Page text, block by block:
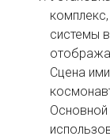
системы
Сцена